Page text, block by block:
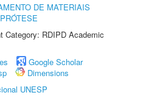
DE MATERIAIS
Category: RDIPD Academic
Google Scholar
Dimensions
UNESP